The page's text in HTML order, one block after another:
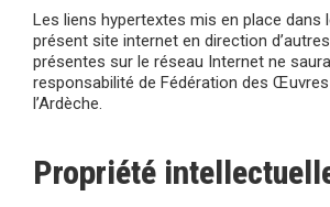
Les liens hypertextes mis en place dans
présent site internet en direction
présentes sur le réseau Internet ne
responsabilité de Fédération des
l’Ardèche.
Propriété